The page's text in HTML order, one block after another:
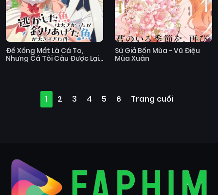
Để Xổng Mất Là Cá To,
Nhưng Cá Tôi Câu Được Lại
Sứ Giả Bốn Mùa - Vũ Điệu
Mùa Xuân
1 2 3 4 5 6 Trang cuối